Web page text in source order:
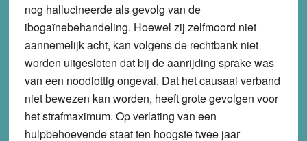
nog hallucineerde als gevolg van de
ibogaïnebehandeling. Hoewel zij zelfmoord niet
aannemelijk acht, kan volgens de rechtbank niet
worden uitgesloten dat bij de aanrijding sprake was
van een noodlottig ongeval. Dat het causaal verband
niet bewezen kan worden, heeft grote gevolgen voor
het strafmaximum. Op verlating van een
hulpbehoevende staat ten hoogste twee jaar